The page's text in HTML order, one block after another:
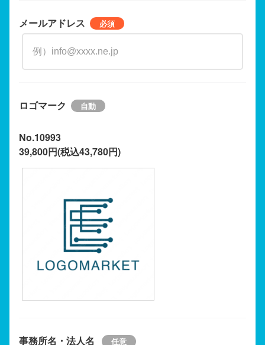
メールアドレス
ロゴマーク
No.10993
39,800円(税込43,780円)
事務所名・法人名